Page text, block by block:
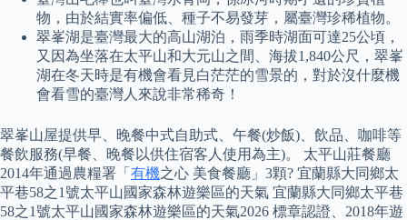
物，由於結實率偏低、種子不易發芽，屬臺灣珍稀植物。
翠峯湖是臺灣最大的高山湖泊，雨季時湖面可達25公頃，
又因為坐落在太平山和大元山之間、海拔1,840公尺，翠峯
湖在冬天時是有機會看見白茫茫的雪景的，對於沒什麼機
會看雪的臺灣人來說非常稀奇！
翠峯山屋提供早、晚餐中式自助式、午餐(炒飯)、飲品、咖啡等
餐飲服務(早餐、晚餐以供住宿客人使用為主)。 太平山莊餐廳
2014年通過農糧署「 有機之心 美食餐廳」3顆? 宜蘭縣大同鄉太
平巷58之1號太平山國家森林遊樂區的天氣 宜蘭縣大同鄉太平巷
58之1號太平山國家森林遊樂區的天氣2026 標章認證、2018年遊